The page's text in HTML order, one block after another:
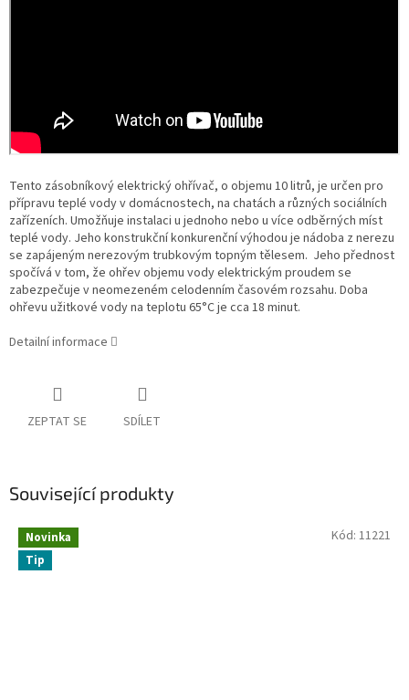
Tento zásobníkový elektrický ohřívač, o objemu 10 litrů, je určen pro
přípravu teplé vody v domácnostech, na chatách a různých sociálních
zařízeních. Umožňuje instalaci u jednoho nebo u více odběrných míst
teplé vody. Jeho konstrukční konkurenční výhodou je nádoba z nerezu
se zapájeným nerezovým trubkovým topným tělesem. Jeho přednost
spočívá v tom, že ohřev objemu vody elektrickým proudem se
zabezpečuje v neomezeném celodenním časovém rozsahu. Doba
ohřevu užitkové vody na teplotu 65°C je cca 18 minut.
Detailní informace
ZEPTAT SE SDÍLET
Související produkty
Novinka
Tip
Kód: 11221